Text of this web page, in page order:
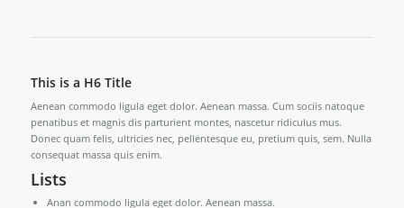
This is a H6 Title
Aenean commodo ligula eget dolor. Aenean massa. Cum sociis natoque
penatibus et magnis dis parturient montes, nascetur ridiculus mus.
Donec quam felis, ultricies nec, pellentesque eu, pretium quis, sem. Nulla
consequat massa quis enim.
Lists
Anan commodo ligula eget dolor. Aenean massa.